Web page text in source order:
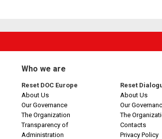
Who we are
Reset DOC Europe
About Us
Our Governance
The Organization
Transparency of
Administration
Reset
About Us
Our
The
Contacts
Privacy Policy